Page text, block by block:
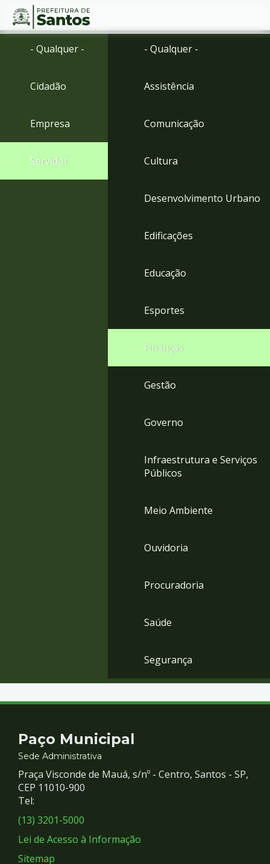
Ir
menu
para
Conteúdo
- Qualquer -
Cidadão
Empresa
Servidor
- Qualquer -
Assistência
Comunicação
Cultura
Desenvolvimento Urbano
Edificações
Educação
Esportes
Finanças
Gestão
Governo
Infraestrutura e Serviços
Públicos
Meio Ambiente
Ouvidoria
Procuradoria
Saúde
Segurança
Contato
e
Redes
Sociais
Paço Municipal
Sede Administrativa
Praça Visconde de Mauá, s/nº - Centro, Santos - SP,
CEP 11010-900
Tel:
(13) 3201-5000
Lei de Acesso à Informação
Sitemap